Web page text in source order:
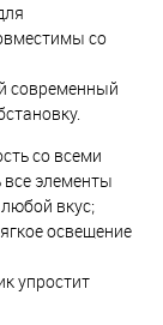
со
современный
со всеми
элементы
вкус;
освещение
упростит